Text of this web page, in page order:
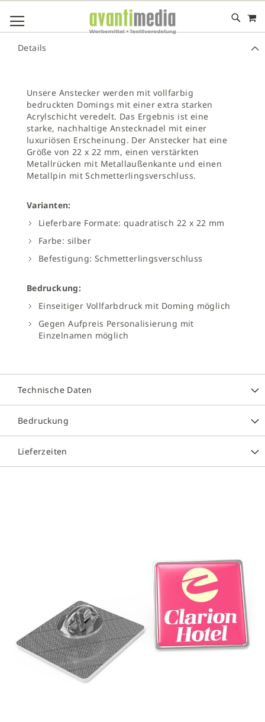
DIREKT
ZUM
# DRÜCKEN SIE DIE EINGABETASTE, UM DIE SUCHE ZU
Details
Unsere Anstecker werden mit vollfarbig
bedruckten Domings mit einer extra starken
Acrylschicht veredelt. Das Ergebnis ist eine
starke, nachhaltige Anstecknadel mit einer
luxuriösen Erscheinung. Der Anstecker hat eine
Größe von 22 x 22 mm, einen verstärkten
Metallrücken mit Metallaußenkante und einen
Metallpin mit Schmetterlingsverschluss.
Varianten:
Lieferbare Formate: quadratisch 22 x 22 mm
Farbe: silber
Befestigung: Schmetterlingsverschluss
Bedruckung:
Einseitiger Vollfarbdruck mit Doming möglich
Gegen Aufpreis Personalisierung mit
Einzelnamen möglich
Technische Daten
Bedruckung
Lieferzeiten